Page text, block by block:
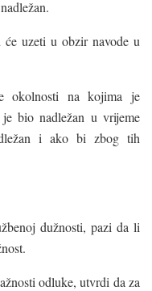
uzeti u obzir navode u
okolnosti na kojima je
bio nadležan u vrijeme
i ako bi zbog tih
dužnosti, pazi da li
odluke, utvrdi da za